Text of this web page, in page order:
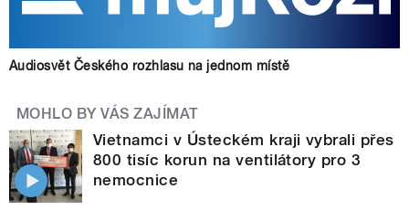
Audiosvět Českého rozhlasu na jednom místě
MOHLO BY VÁS ZAJÍMAT
Vietnamci v Ústeckém kraji vybrali přes
800 tisíc korun na ventilátory pro 3
nemocnice